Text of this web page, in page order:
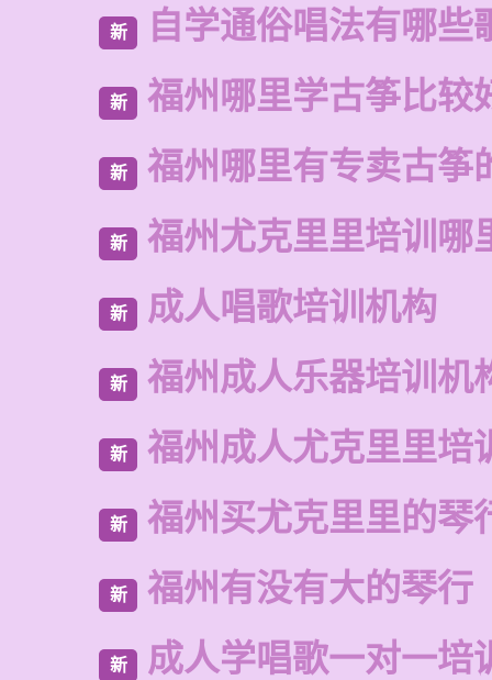
新 自学通俗唱法有哪些
新 福州哪里学古筝比较
新 福州哪里有专卖古筝
新 福州尤克里里培训哪
新 成人唱歌培训机构
新 福州成人乐器培训机
新 福州成人尤克里里培
新 福州买尤克里里的琴
新 福州有没有大的琴行
新 成人学唱歌一对一培